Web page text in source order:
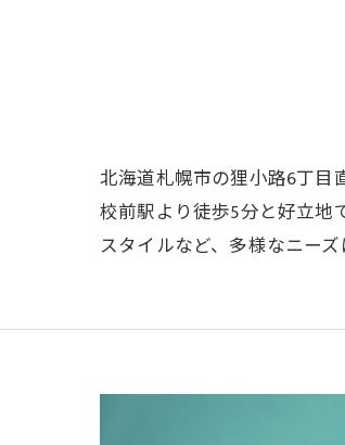
北海道札幌市の狸小路6丁目
校前駅より徒歩5分と好立地
スタイルなど、多様なニー